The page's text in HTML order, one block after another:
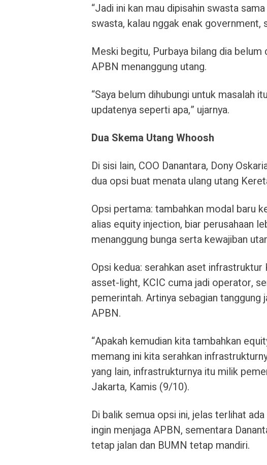
“Jadi ini kan mau dipisahin swasta
swasta, kalau nggak enak government,
Meski begitu, Purbaya bilang dia
APBN menanggung utang.
“Saya belum dihubungi untuk masalah
updatenya seperti apa,” ujarnya.
Dua Skema Utang Whoosh
Di sisi lain, COO Danantara, Dony
dua opsi buat menata ulang utang
Opsi pertama: tambahkan modal baru
alias equity injection, biar perusahaan
menanggung bunga serta kewajiban
Opsi kedua: serahkan aset
asset-light, KCIC cuma jadi operator,
pemerintah. Artinya sebagian tanggung
APBN.
“Apakah kemudian kita tambahkan
memang ini kita serahkan
yang lain, infrastrukturnya itu milik
Jakarta, Kamis (9/10).
Di balik semua opsi ini, jelas terlihat
ingin menjaga APBN, sementara
tetap jalan dan BUMN tetap mandiri.